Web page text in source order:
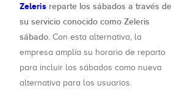
Zeleris reparte los sábados a través de
su servicio conocido como Zeleris
sábado . Con esta alternativa, la
empresa amplía su horario de reparto
para incluir los sábados como nueva
alternativa para los usuarios.